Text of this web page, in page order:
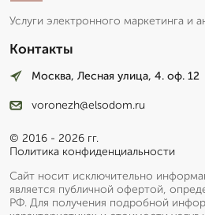
Услуги электронного маркетинга и
Контакты
Москва, Лесная улица, 4. оф. 12
voronezh@elsodom.ru
© 2016 - 2026 гг.
Политика конфиденциальности
Сайт носит исключительно
является публичной офертой,
РФ. Для получения подробной